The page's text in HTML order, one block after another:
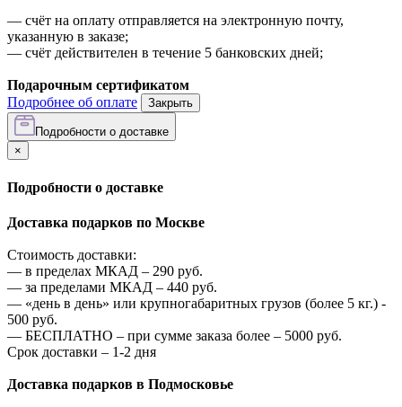
— счёт на оплату отправляется на электронную почту,
указанную в заказе;
— счёт действителен в течение 5 банковских дней;
Подарочным сертификатом
Подробнее об оплате
Закрыть
Подробности о доставке
×
Подробности о доставке
Доставка подарков по Москве
Стоимость доставки:
— в пределах МКАД – 290 руб.
— за пределами МКАД – 440 руб.
— «день в день» или крупногабаритных грузов (более 5 кг.) -
500 руб.
— БЕСПЛАТНО – при сумме заказа более – 5000 руб.
Срок доставки – 1-2 дня
Доставка подарков в Подмосковье